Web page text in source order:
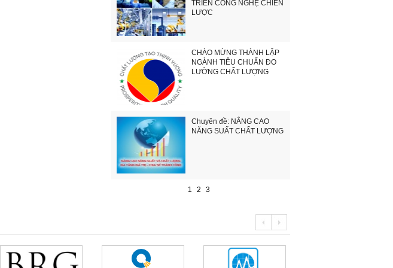
TRIỂN CÔNG NGHỆ CHIẾN
LƯỢC
CHÀO MỪNG THÀNH LẬP
NGÀNH TIÊU CHUẨN ĐO
LƯỜNG CHẤT LƯỢNG
Chuyên đề: NÂNG CAO
NĂNG SUẤT CHẤT LƯỢNG
1 2 3